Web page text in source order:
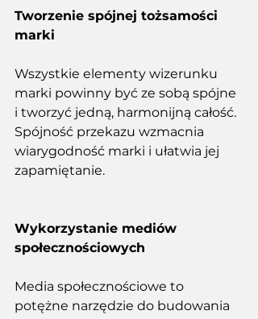
Tworzenie spójnej tożsamości
marki
Wszystkie elementy wizerunku
marki powinny być ze sobą spójne
i tworzyć jedną, harmonijną całość.
Spójność przekazu wzmacnia
wiarygodność marki i ułatwia jej
zapamiętanie.
Wykorzystanie mediów
społecznościowych
Media społecznościowe to
potężne narzędzie do budowania